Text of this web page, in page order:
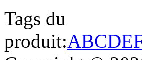
Tags du
produit:ABCDE